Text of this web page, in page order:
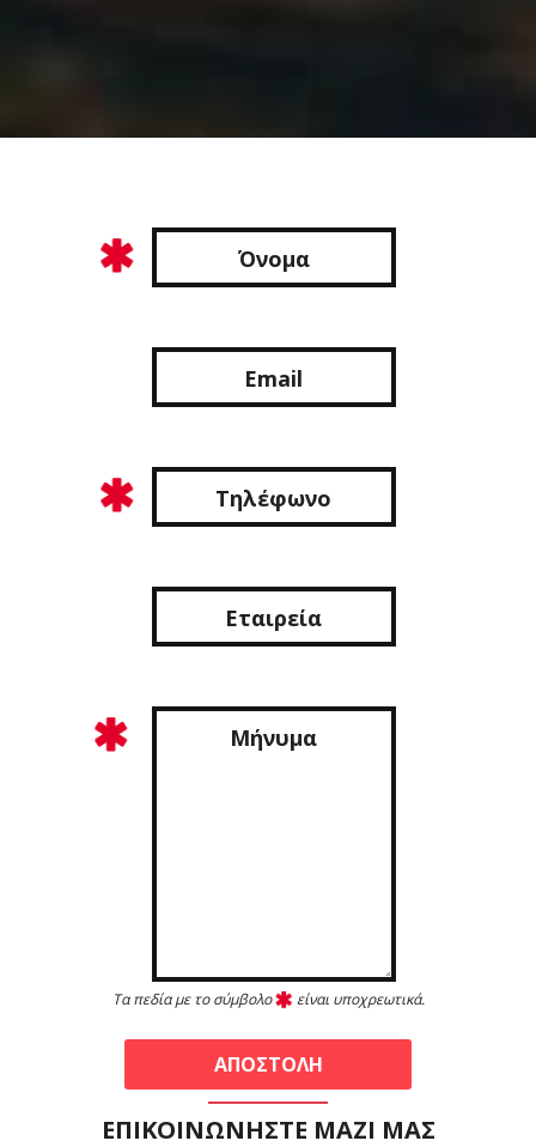
ΕΠΙΚΟΙΝΩΝΗΣΤΕ ΜΑΖΙ ΜΑΣ
Τα πεδία με το σύμβολο είναι υποχρεωτικά.
ΑΠΟΣΤΟΛΗ